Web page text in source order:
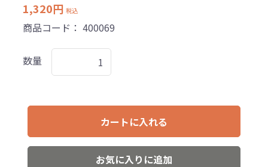
1,320円 税込
商品コード： 400069
数量
カートに入れる
お気に入りに追加